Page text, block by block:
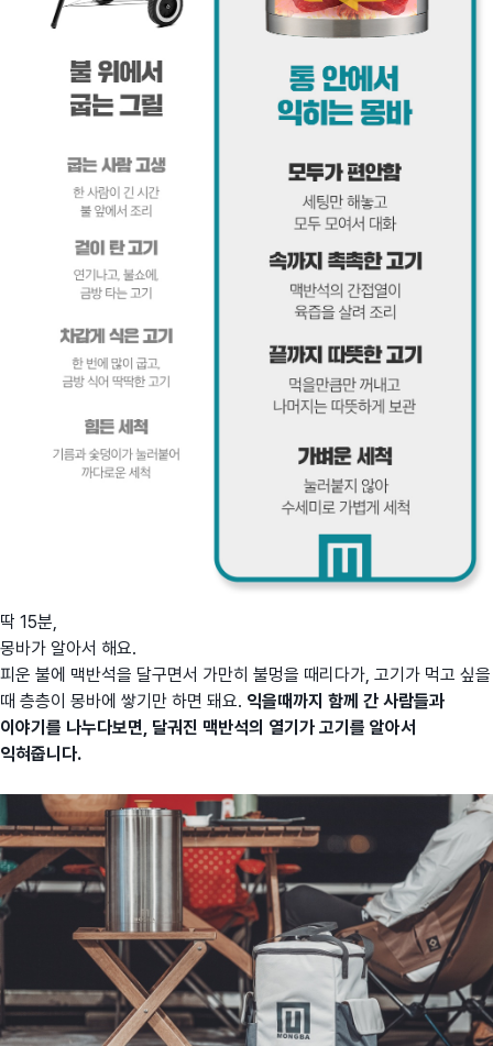
딱 15분,
몽바가 알아서 해요.
피운 불에 맥반석을 달구면서 가만히 불멍을 때리다가, 고기가 먹고 싶을
때 층층이 몽바에 쌓기만 하면 돼요. 익을때까지 함께 간 사람들과
이야기를 나누다보면, 달궈진 맥반석의 열기가 고기를 알아서
익혀줍니다.